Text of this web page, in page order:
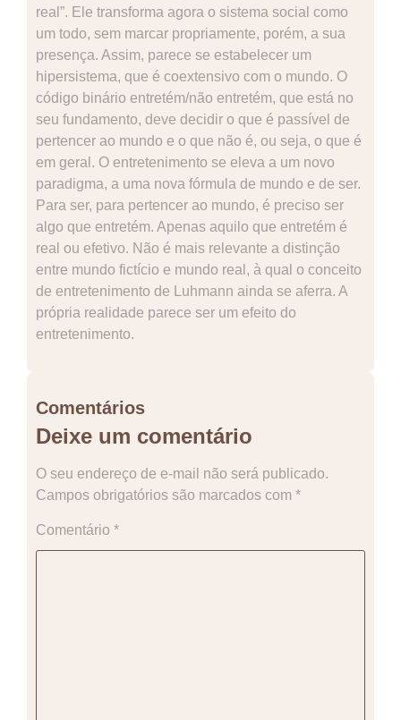
real”. Ele transforma agora o sistema social como
um todo, sem marcar propriamente, porém, a sua
presença. Assim, parece se estabelecer um
hipersistema, que é coextensivo com o mundo. O
código binário entretém/não entretém, que está no
seu fundamento, deve decidir o que é passível de
pertencer ao mundo e o que não é, ou seja, o que é
em geral. O entretenimento se eleva a um novo
paradigma, a uma nova fórmula de mundo e de ser.
Para ser, para pertencer ao mundo, é preciso ser
algo que entretém. Apenas aquilo que entretém é
real ou efetivo. Não é mais relevante a distinção
entre mundo fictício e mundo real, à qual o conceito
de entretenimento de Luhmann ainda se aferra. A
própria realidade parece ser um efeito do
entretenimento.
Comentários
Deixe um comentário
O seu endereço de e-mail não será publicado.
Campos obrigatórios são marcados com *
Comentário *